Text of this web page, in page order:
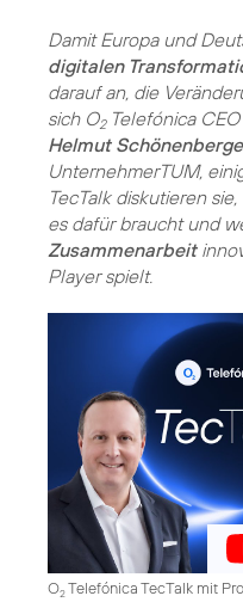
Damit Europa und
digitalen
darauf an, die
sich O2Telefónica CEO
Helmut
UnternehmerTUM,
TecTalk diskutieren
es dafür braucht und
Zusammenarbeit
Player spielt.
O2Telefónica TecTalk mit